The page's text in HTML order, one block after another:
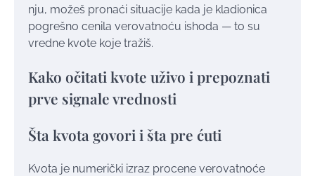
nju, možeš pronaći situacije kada je kladionica
pogrešno cenila verovatnoću ishoda — to su
vredne kvote koje tražiš.
Kako očitati kvote uživo i prepoznati
prve signale vrednosti
Šta kvota govori i šta pre ćuti
Kvota je numerički izraz procene verovatnoće